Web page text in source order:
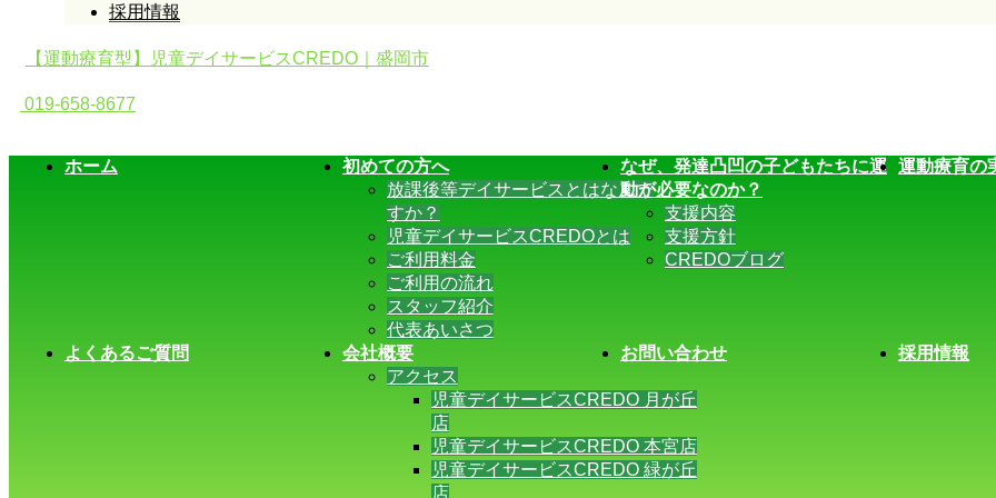
採用情報
【運動療育型】児童デイサービスCREDO｜盛岡市
019-658-8677
ホーム
初めての方へ
放課後等デイサービスとはなんで
すか？
児童デイサービスCREDOとは
ご利用料金
ご利用の流れ
スタッフ紹介
代表あいさつ
なぜ、発達凸凹の子どもたちに運
動が必要なのか？
支援内容
支援方針
CREDOブログ
運動療育の
よくあるご質問
会社概要
アクセス
児童デイサービスCREDO 月が丘
店
児童デイサービスCREDO 本宮店
児童デイサービスCREDO 緑が丘
店
お問い合わせ 採用情報